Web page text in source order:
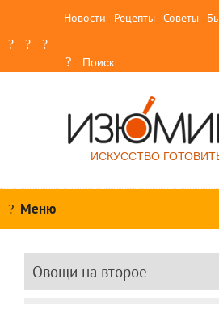
Новости Рецепты Советы
ИСКУССТВО
Меню
Овощи на второе